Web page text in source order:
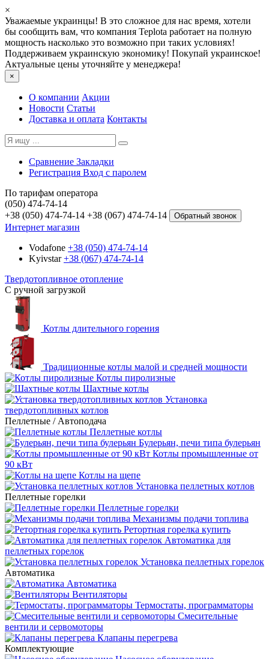
×
Уважаемые украинцы! В это сложное для нас время, хотели
бы сообщить вам, что компания Teplota работает на полную
мощность насколько это возможно при таких условиях!
Поддерживаем украинскую экономику! Покупай украинское!
Актуальные цены уточняйте у менеджера!
×
О компании Акции
Новости Статьи
Доставка и оплата Контакты
Сравнение Закладки
Регистрация Вход с паролем
По тарифам оператора
(050) 474-74-14
+38 (050) 474-74-14 +38 (067) 474-74-14 Обратный звонок
Интернет магазин
Vodafone +38 (050) 474-74-14
Kyivstar +38 (067) 474-74-14
Твердотопливное отопление
С ручной загрузкой
Котлы длительного горения
Традиционные котлы малой и средней мощности
Котлы пиролизные
Шахтные котлы
Установка
твердотопливных котлов
Пеллетные / Автоподача
Пеллетные котлы
Булерьян, печи типа булерьян
Котлы промышленные от
90 кВт
Котлы на щепе
Установка пеллетных котлов
Пеллетные горелки
Пеллетные горелки
Механизмы подачи топлива
Ретортная горелка купить
Автоматика для
пеллетных горелок
Установка пеллетных горелок
Автоматика
Автоматика
Вентиляторы
Термостаты, программаторы
Смесительные
вентили и сервомоторы
Клапаны перегрева
Комплектующие